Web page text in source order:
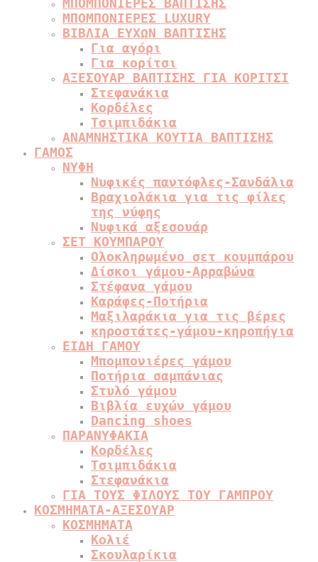
ΜΠΟΜΠΟΝΙΕΡΕΣ ΒΑΠΤΙΣΗΣ
ΜΠΟΜΠΟΝΙΕΡΕΣ LUXURY
ΒΙΒΛΙΑ ΕΥΧΩΝ ΒΑΠΤΙΣΗΣ
Για αγόρι
Για κορίτσι
ΑΞΕΣΟΥΑΡ ΒΑΠΤΙΣΗΣ ΓΙΑ ΚΟΡΙΤΣΙ
Στεφανάκια
Κορδέλες
Τσιμπιδάκια
ΑΝΑΜΝΗΣΤΙΚΑ ΚΟΥΤΙΑ ΒΑΠΤΙΣΗΣ
ΓΑΜΟΣ
ΝΥΦΗ
Νυφικές παντόφλες-Σανδάλια
Βραχιολάκια για τις φίλες
της νύφης
Νυφικά αξεσουάρ
ΣΕΤ ΚΟΥΜΠΑΡΟΥ
Ολοκληρωμένο σετ κουμπάρου
Δίσκοι γάμου-Αρραβώνα
Στέφανα γάμου
Καράφες-Ποτήρια
Μαξιλαράκια για τις βέρες
κηροστάτες-γάμου-κηροπήγια
ΕΙΔΗ ΓΑΜΟΥ
Μπομπονιέρες γάμου
Ποτήρια σαμπάνιας
Στυλό γάμου
Βιβλία ευχών γάμου
Dancing shoes
ΠΑΡΑΝΥΦΑΚΙΑ
Κορδέλες
Τσιμπιδάκια
Στεφανάκια
ΓΙΑ ΤΟΥΣ ΦΙΛΟΥΣ ΤΟΥ ΓΑΜΠΡΟΥ
ΚΟΣΜΗΜΑΤΑ-ΑΞΕΣΟΥΑΡ
ΚΟΣΜΗΜΑΤΑ
Κολιέ
Σκουλαρίκια